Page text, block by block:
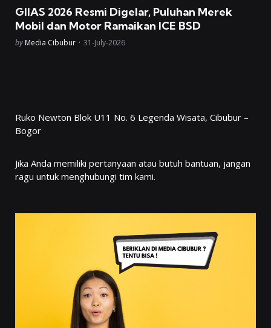
GIIAS 2026 Resmi Digelar, Puluhan Merek
Mobil dan Motor Ramaikan ICE BSD
Posted
by Media Cibubur 31-July-2026
Ruko Newton Blok U11 No. 6 Legenda Wisata, Cibubur –
Bogor
Jika Anda memiliki pertanyaan atau butuh bantuan, jangan
ragu untuk menghubungi tim kami.